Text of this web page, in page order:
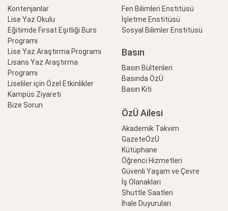
Kontenjanlar
Lise Yaz Okulu
Eğitimde Fırsat Eşitliği Burs
Programı
Lise Yaz Araştırma Programı
Lisans Yaz Araştırma
Programı
Liseliler için Özel Etkinlikler
Kampüs Ziyareti
Bize Sorun
Fen Bilimleri Enstitüsü
İşletme Enstitüsü
Sosyal Bilimler Enstitüsü
Basın
Basın Bültenleri
Basında ÖzÜ
Basın Kiti
ÖzÜ Ailesi
Akademik Takvim
GazeteÖzÜ
Kütüphane
Öğrenci Hizmetleri
Güvenli Yaşam ve Çevre
İş Olanakları
Shuttle Saatleri
İhale Duyuruları